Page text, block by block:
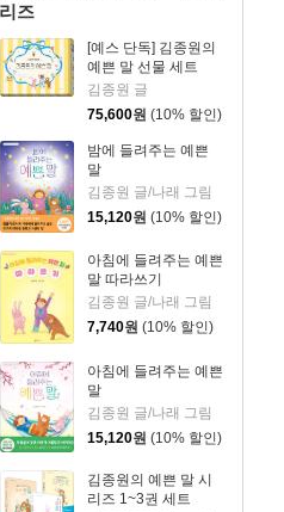
리즈
[예스 단독] 김종원의
예쁜 말 선물 세트
김종원 글
75,600원 (10% 할인)
밤에 들려주는 예쁜
말
김종원 글/나래 그림
15,120원 (10% 할인)
아침에 들려주는 예쁜
말 따라쓰기
김종원 글/나래 그림
7,740원 (10% 할인)
아침에 들려주는 예쁜
말
김종원 글/나래 그림
15,120원 (10% 할인)
김종원의 예쁜 말 시
리즈 1~3권 세트